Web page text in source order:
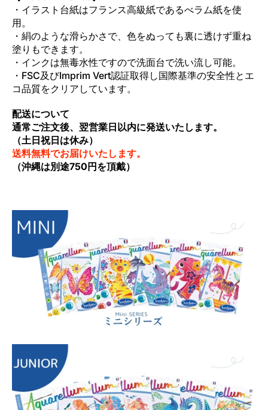
・イラスト台紙はフランス高級紙であるべラム紙を使
用。
・絹のような滑らかさで、色をぬっても裏に透けず重ね
塗りもできます。
・インクは無毒水性ですので洗面台で洗い流し可能。
・FSC及びImprim Vert認証取得し国際基準の安全性とエ
コ品質をクリアしています。
配送について
通常ご注文後、翌営業日以内に発送いたします。
（土日祝日は休み）
送料無料でお届けいたします。
（沖縄は別途750円を頂戴）